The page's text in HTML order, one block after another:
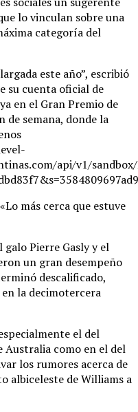
lo vinculan sobre una
categoría del
este año”, escribió
su cuenta oficial de
en el Gran Premio de
de semana, donde la
api/v1/sandbox/
más cerca que estuve
Pierre Gasly y el
un gran desempeño
descalificado,
la decimotercera
el del
Australia como en el del
los rumores acerca de
albiceleste de Williams a